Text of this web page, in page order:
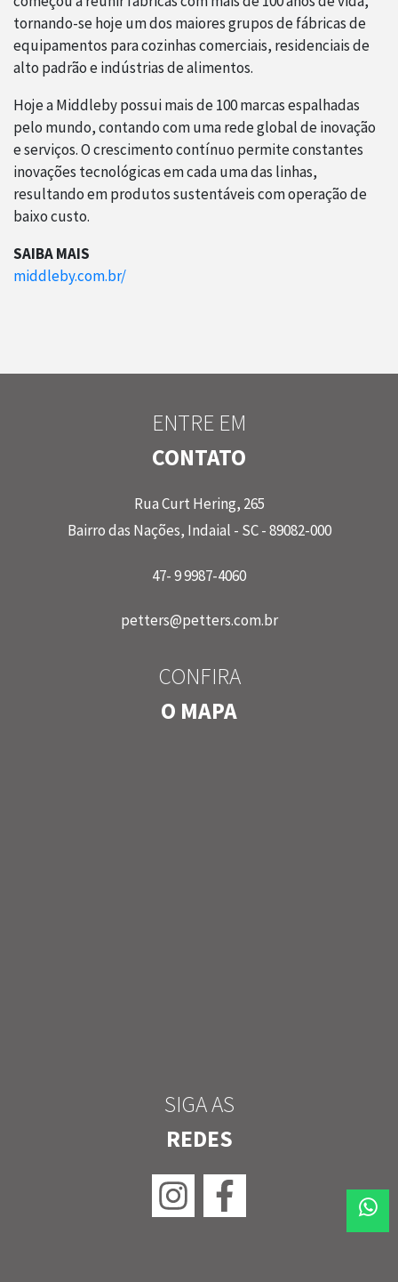
tornando-se hoje um dos maiores grupos de fábricas de
equipamentos para cozinhas comerciais, residenciais de
alto padrão e indústrias de alimentos.
Hoje a Middleby possui mais de 100 marcas espalhadas
pelo mundo, contando com uma rede global de inovação
e serviços. O crescimento contínuo permite constantes
inovações tecnológicas em cada uma das linhas,
resultando em produtos sustentáveis com operação de
baixo custo.
SAIBA MAIS
middleby.com.br/
ENTRE EM
CONTATO
Rua Curt Hering, 265
Bairro das Nações, Indaial - SC - 89082-000
47- 9 9987-4060
petters@petters.com.br
CONFIRA
O MAPA
SIGA AS
REDES